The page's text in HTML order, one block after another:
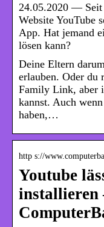
24.05.2020 —
Website YouTube
App. Hat jemand
lösen kann?
Deine Eltern
erlauben. Oder du
Family Link, aber
kannst. Auch
haben,…
http s://
Youtube
installieren